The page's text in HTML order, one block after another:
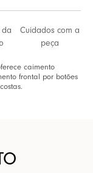
Cuidados com a
peça
caimento
frontal por botões